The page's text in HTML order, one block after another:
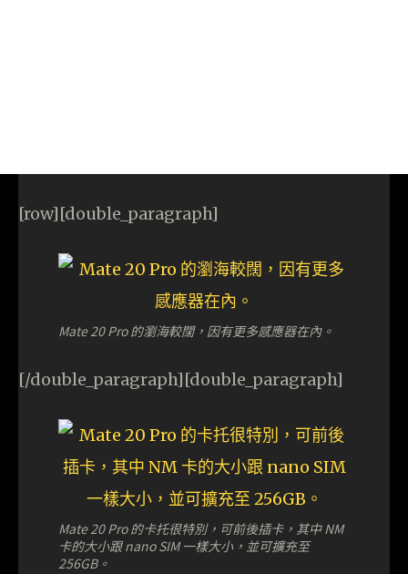
[row][double_paragraph]
Mate 20 Pro 的瀏海較闊，因有更多感應器在內。
[/double_paragraph][double_paragraph]
Mate 20 Pro 的卡托很特別，可前後插卡，其中 NM
卡的大小跟 nano SIM 一樣大小，並可擴充至
256GB。